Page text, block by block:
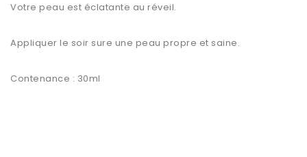
Votre peau est éclatante au réveil.
Appliquer le soir sure une peau propre et saine.
Contenance : 30ml